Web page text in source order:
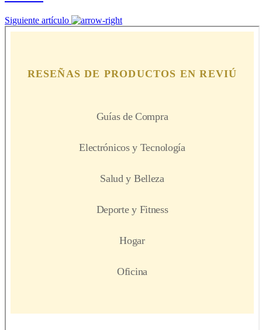
Siguiente artículo